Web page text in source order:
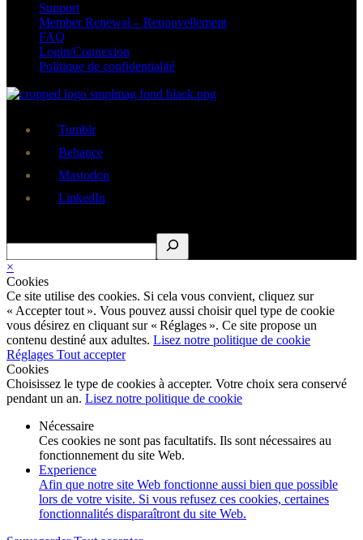
Support
Member Renewal – Renouvellement
FAQ
Login/Connexion
Politique de confidentialité
Tumblr
Behance
Mastodon
LinkedIn
×
Cookies
Ce site utilise des cookies. Si cela vous convient, cliquez sur
« Accepter tout ». Vous pouvez aussi choisir quel type de cookie
vous désirez en cliquant sur « Réglages ». Ce site propose un
contenu destiné aux adultes. Lisez notre politique de cookie
Réglages Tout accepter
Cookies
Choisissez le type de cookies à accepter. Votre choix sera conservé
pendant un an. Lisez notre politique de cookie
Nécessaire
Ces cookies ne sont pas facultatifs. Ils sont nécessaires au
fonctionnement du site Web.
Experience
Afin que notre site Web fonctionne aussi bien que possible
lors de votre visite. Si vous refusez ces cookies, certaines
fonctionnalités disparaîtront du site Web.